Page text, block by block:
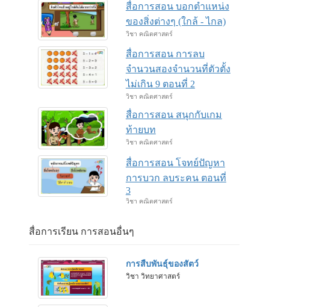
สื่อการสอน บอกตำแหน่ง
ของสิ่งต่างๆ (ใกล้ - ไกล)
วิชา คณิตศาสตร์
สื่อการสอน การลบ
จำนวนสองจำนวนที่ตัวตั้ง
ไม่เกิน 9 ตอนที่ 2
วิชา คณิตศาสตร์
สื่อการสอน สนุกกับเกม
ท้ายบท
วิชา คณิตศาสตร์
สื่อการสอน โจทย์ปัญหา
การบวก ลบระคน ตอนที่
3
วิชา คณิตศาสตร์
สื่อการเรียน การสอนอื่นๆ
การสืบพันธุ์ของสัตว์
วิชา วิทยาศาสตร์